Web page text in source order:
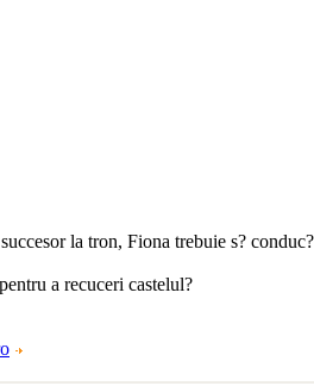
la tron, Fiona trebuie s?
a recuceri castelul?